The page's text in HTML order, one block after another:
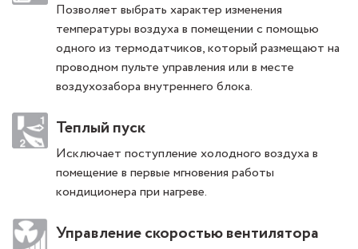
Позволяет выбрать характер изменения
температуры воздуха в помещении с помощью
одного из термодатчиков, который размещают на
проводном пульте управления или в месте
воздухозабора внутреннего блока.
Теплый пуск
Исключает поступление холодного воздуха в
помещение в первые мгновения работы
кондиционера при нагреве.
Управление скоростью вентилятора